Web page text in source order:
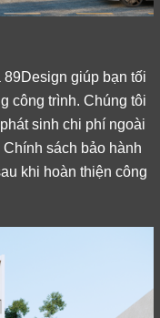
giúp bạn tối
công trình. Chúng tôi
sinh chi phí ngoài
sách bảo hành
khi hoàn thiện công